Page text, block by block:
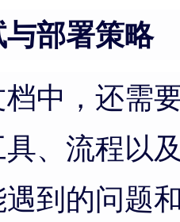
部署策略
中，还需
、流程以
到的问题